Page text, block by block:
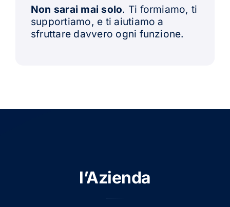
Non sarai mai solo. Ti formiamo, ti
supportiamo, e ti aiutiamo a
sfruttare davvero ogni funzione.
l’Azienda